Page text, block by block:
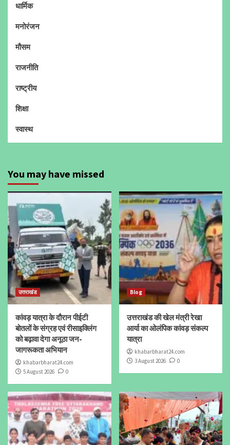
धार्मिक
मनोरंजन
मौसम
राजनीति
राष्ट्रीय
शिक्षा
स्वास्थ
You may have missed
उत्तराखंड
कांवड़ यात्रा के दौरान पीईटी
बोतलों के संग्रह एवं रीसाइक्लिंग
को बढ़ावा देगा अनूठा जन-
जागरूकता अभियान
khabarbharat24.com
5 August 2026
0
Blog
उत्तराखंड की खेल मंत्री रेखा
आर्या का ओलंपिक कांवड़ संकल्प
यात्रा
khabarbharat24.com
3 August 2026
0